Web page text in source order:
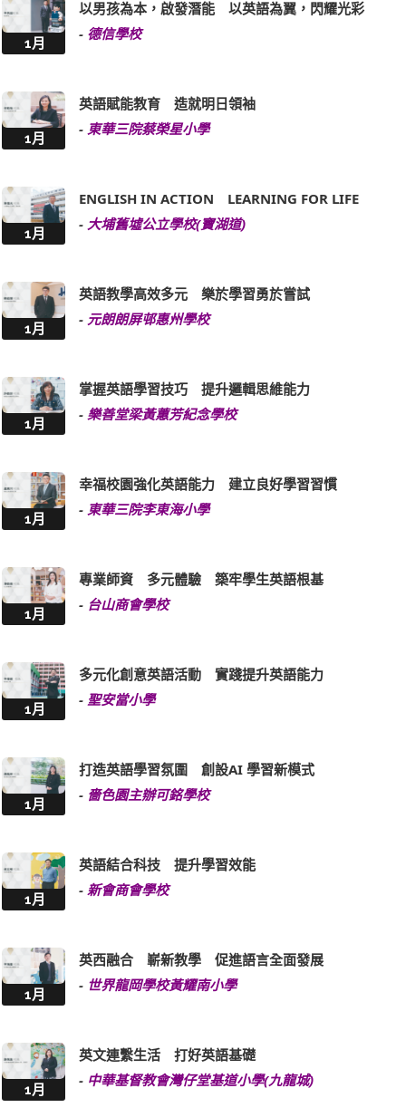
1月
以男孩為本，啟發潛能 以英語為翼，閃耀光彩
- 德信學校
1月
英語賦能教育 造就明日領袖
- 東華三院蔡榮星小學
1月
ENGLISH IN ACTION LEARNING FOR LIFE
- 大埔舊墟公立學校(寶湖道)
1月
英語教學高效多元 樂於學習勇於嘗試
- 元朗朗屏邨惠州學校
1月
掌握英語學習技巧 提升邏輯思維能力
- 樂善堂梁黃蕙芳紀念學校
1月
幸福校園強化英語能力 建立良好學習習慣
- 東華三院李東海小學
1月
專業師資 多元體驗 築牢學生英語根基
- 台山商會學校
1月
多元化創意英語活動 實踐提升英語能力
- 聖安當小學
1月
打造英語學習氛圍 創設AI 學習新模式
- 嗇色園主辦可銘學校
1月
英語結合科技 提升學習效能
- 新會商會學校
1月
英西融合 嶄新教學 促進語言全面發展
- 世界龍岡學校黃耀南小學
1月
英文連繫生活 打好英語基礎
- 中華基督教會灣仔堂基道小學(九龍城)